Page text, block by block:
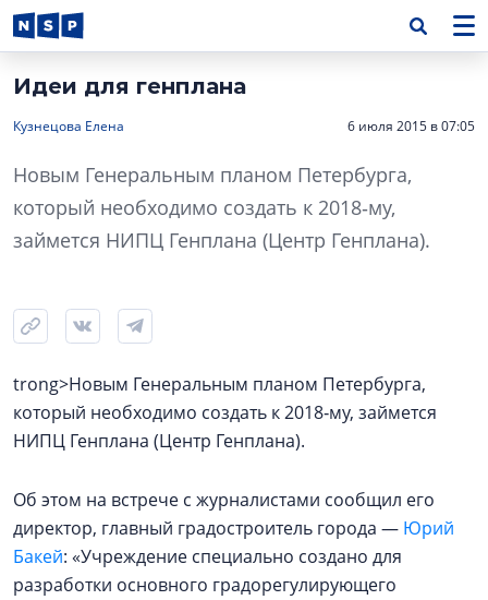
Идеи для генплана
Кузнецова Елена 6 июля 2015 в 07:05
Новым Генеральным планом Петербурга,
который необходимо создать к 2018‑му,
займется НИПЦ Генплана (Центр Генплана).
trong>Новым Генеральным планом Петербурга,
который необходимо создать к 2018‑му, займется
НИПЦ Генплана (Центр Генплана).
Об этом на встрече с журналистами сообщил его
директор, главный градостроитель города — Юрий
Бакей: «Учреждение специально создано для
разработки основного градорегулирующего